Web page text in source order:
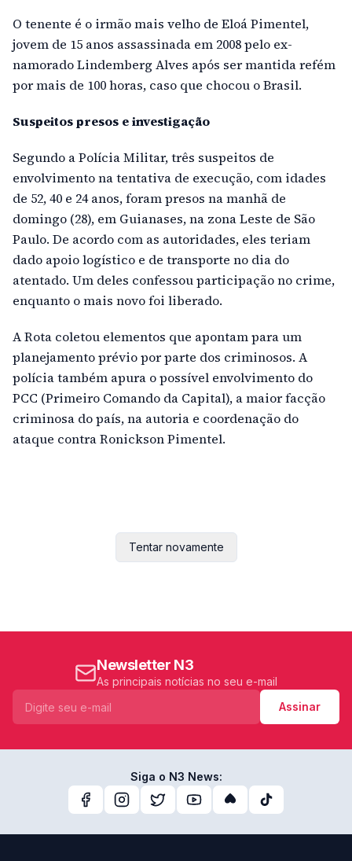
O tenente é o irmão mais velho de Eloá Pimentel,
jovem de 15 anos assassinada em 2008 pelo ex-
namorado Lindemberg Alves após ser mantida refém
por mais de 100 horas, caso que chocou o Brasil.
Suspeitos presos e investigação
Segundo a Polícia Militar, três suspeitos de
envolvimento na tentativa de execução, com idades
de 52, 40 e 24 anos, foram presos na manhã de
domingo (28), em Guianases, na zona Leste de São
Paulo. De acordo com as autoridades, eles teriam
dado apoio logístico e de transporte no dia do
atentado. Um deles confessou participação no crime,
enquanto o mais novo foi liberado.
A Rota coletou elementos que apontam para um
planejamento prévio por parte dos criminosos. A
polícia também apura o possível envolvimento do
PCC (Primeiro Comando da Capital), a maior facção
criminosa do país, na autoria e coordenação do
ataque contra Ronickson Pimentel.
Tentar novamente
Newsletter N3
As principais notícias no seu e-mail
Assinar
Siga o N3 News: